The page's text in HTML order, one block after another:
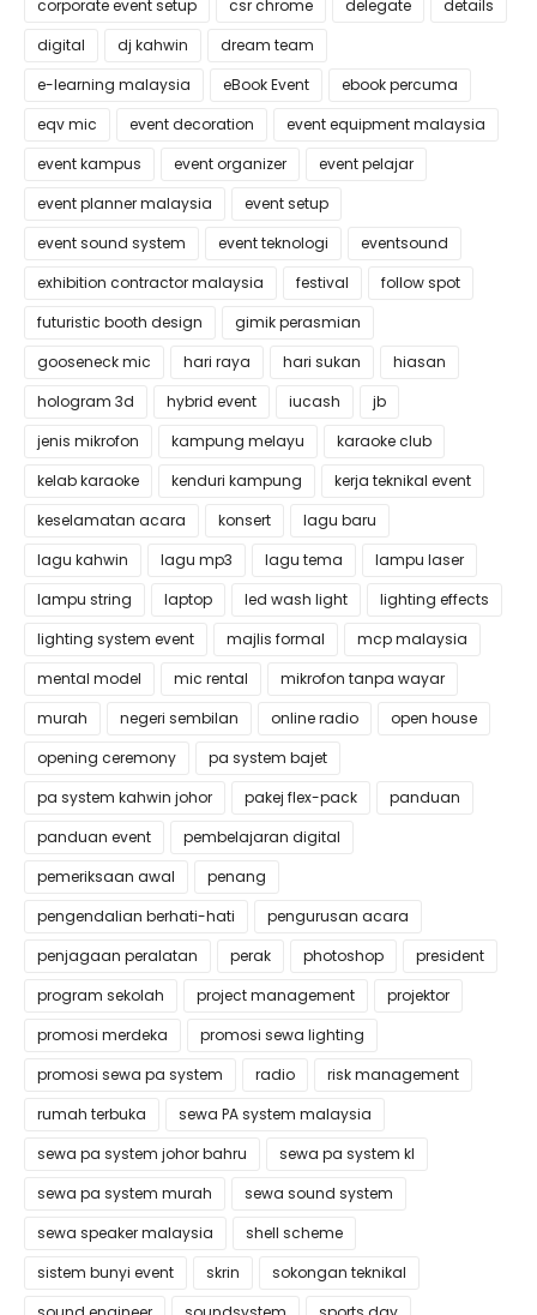
corporate event setup
csr chrome delegate
details
digital
dj kahwin
dream team
e-learning malaysia
eBook Event
ebook percuma
eqv mic
event decoration
event equipment malaysia
event kampus
event organizer
event pelajar
event planner malaysia
event setup
event sound system
event teknologi
eventsound
exhibition contractor malaysia
festival
follow spot
futuristic booth design
gimik perasmian
gooseneck mic
hari raya hari sukan
hiasan
hologram 3d
hybrid event iucash
jb
jenis mikrofon
kampung melayu
karaoke club
kelab karaoke
kenduri kampung
kerja teknikal event
keselamatan acara
konsert
lagu baru
lagu kahwin
lagu mp3 lagu tema
lampu laser
lampu string
laptop led wash light
lighting effects
lighting system event
majlis formal
mcp malaysia
mental model
mic rental
mikrofon tanpa wayar
murah
negeri sembilan online radio
open house
opening ceremony
pa system bajet
pa system kahwin johor
pakej flex-pack
panduan
panduan event
pembelajaran digital
pemeriksaan awal
penang
pengendalian berhati-hati
pengurusan acara
penjagaan peralatan
perak photoshop
president
program sekolah
project management
projektor
promosi merdeka
promosi sewa lighting
promosi sewa pa system
radio
risk management
rumah terbuka
sewa PA system malaysia
sewa pa system johor bahru
sewa pa system kl
sewa pa system murah
sewa sound system
sewa speaker malaysia
shell scheme
sistem bunyi event
skrin
sokongan teknikal